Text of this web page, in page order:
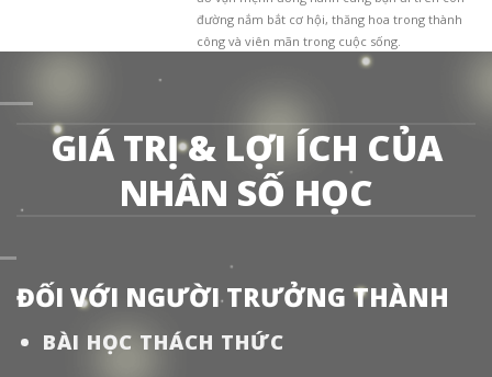
đường nắm bắt cơ hội, thăng hoa trong thành
công và viên mãn trong cuộc sống.
GIÁ TRỊ & LỢI ÍCH CỦA
NHÂN SỐ HỌC
ĐỐI VỚI NGƯỜI TRƯỞNG THÀNH
BÀI HỌC THÁCH THỨC